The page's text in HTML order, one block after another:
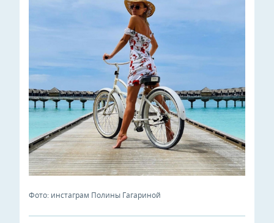
Фото: инстаграм Полины Гагариной